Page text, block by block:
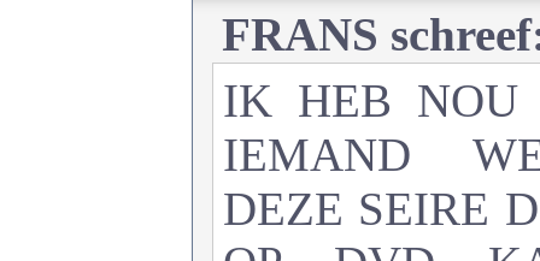
FRANS
IK HEB NOU
IEMAND
DEZE SEIRE